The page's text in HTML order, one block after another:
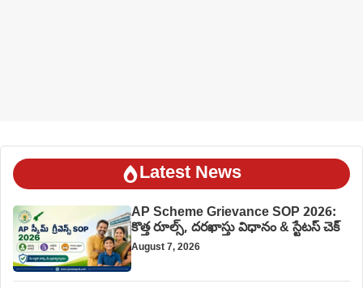
Latest News
AP Scheme Grievance SOP 2026:
కొత్త రూల్స్, దరఖాస్తు విధానం & స్టేటస్ చెక్
August 7, 2026